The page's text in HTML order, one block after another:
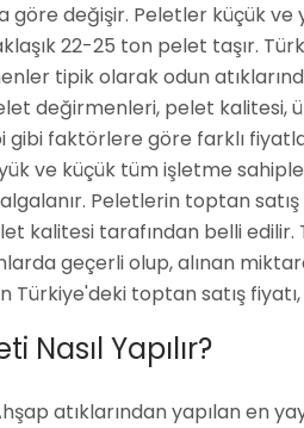
göre değişir. Peletler küçük ve
22-25 ton pelet taşır.
tipik olarak odun
değirmenleri, pelet kalitesi,
gibi faktörlere göre farklı
ve küçük tüm işletme
Peletlerin toptan
kalitesi tarafından belli
geçerli olup, alınan
toptan satış
Nasıl Yapılır?
atıklarından yapılan en